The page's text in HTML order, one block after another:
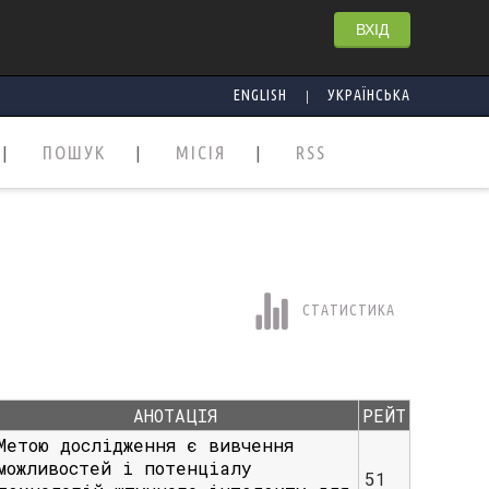
ВХІД
ENGLISH | УКРАЇНСЬКА
ПОШУК МІСІЯ RSS
СТАТИСТИКА
АНОТАЦІЯ РЕЙТ
дослідження є вивчення
і потенціалу
51